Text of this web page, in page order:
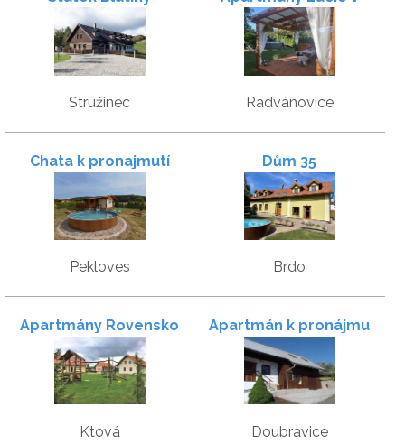
Stružinec
Českém ráji
Radvánovice
Chata k pronajmutí
Pekloves
Dům 35
Brdo
Apartmány Rovensko
Ktová
Apartmán k pronájmu
Doubravice